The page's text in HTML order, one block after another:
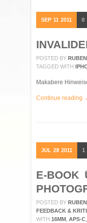
SEP 11 2011 0
POSTED BY
TAGGED WITH
Makabere
Continue reading
JUL 28 2011 1
E-BOOK
POSTED BY
FEEDBACK &
WITH 16MM APS-C